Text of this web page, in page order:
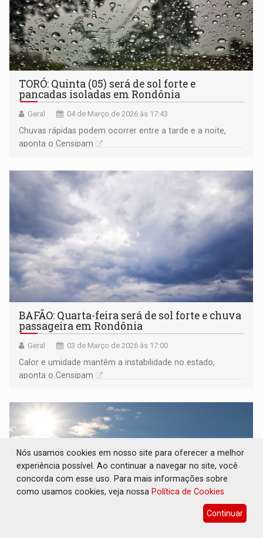
TORÓ: Quinta (05) será de sol forte e
pancadas isoladas em Rondônia
Geral 04 de Março de 2026 às 17:43
Chuvas rápidas podem ocorrer entre a tarde e a noite,
aponta o Censipam
BAFÃO: Quarta-feira será de sol forte e chuva
passageira em Rondônia
Geral 03 de Março de 2026 às 17:00
Calor e umidade mantêm a instabilidade no estado,
aponta o Censipam
Nós usamos cookies em nosso site para oferecer a melhor
experiência possível. Ao continuar a navegar no site, você
concorda com esse uso. Para mais informações sobre
como usamos cookies, veja nossa Política de Cookies
Continuar